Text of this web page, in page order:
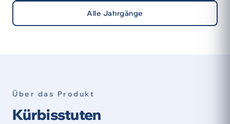
Alle Jahrgänge
Über das Produkt
Kürbisstuten